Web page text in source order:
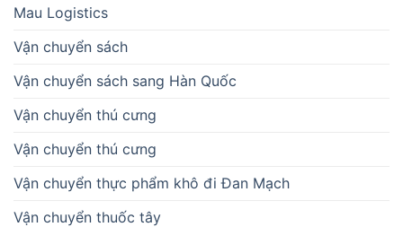
Mau Logistics
Vận chuyển sách
Vận chuyển sách sang Hàn Quốc
Vận chuyển thú cưng
Vận chuyển thú cưng
Vận chuyển thực phẩm khô đi Đan Mạch
Vận chuyển thuốc tây